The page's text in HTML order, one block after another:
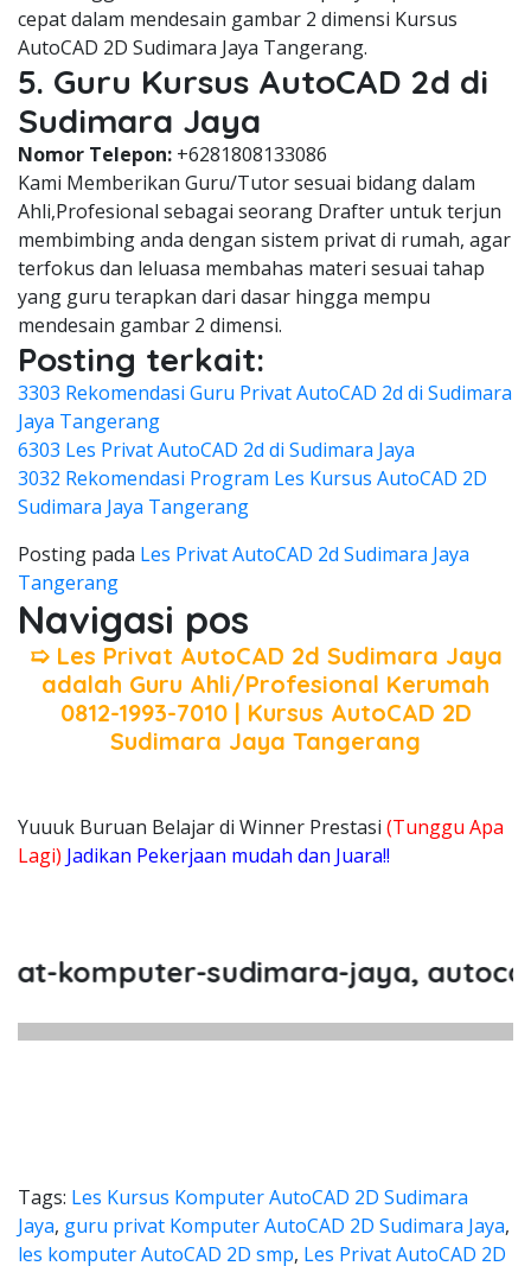
cepat dalam mendesain gambar 2 dimensi Kursus
AutoCAD 2D Sudimara Jaya Tangerang.
5. Guru Kursus AutoCAD 2d di
Sudimara Jaya
Nomor Telepon: +6281808133086
Kami Memberikan Guru/Tutor sesuai bidang dalam
Ahli,Profesional sebagai seorang Drafter untuk terjun
membimbing anda dengan sistem privat di rumah, agar
terfokus dan leluasa membahas materi sesuai tahap
yang guru terapkan dari dasar hingga mempu
mendesain gambar 2 dimensi.
Posting terkait:
3303 Rekomendasi Guru Privat AutoCAD 2d di Sudimara
Jaya Tangerang
6303 Les Privat AutoCAD 2d di Sudimara Jaya
3032 Rekomendasi Program Les Kursus AutoCAD 2D
Sudimara Jaya Tangerang
Posting pada Les Privat AutoCAD 2d Sudimara Jaya
Tangerang
Navigasi pos
➯ Les Privat AutoCAD 2d Sudimara Jaya
adalah Guru Ahli/Profesional Kerumah
0812-1993-7010 | Kursus AutoCAD 2D
Sudimara Jaya Tangerang
Yuuuk Buruan Belajar di Winner Prestasi (Tunggu Apa
Lagi) Jadikan Pekerjaan mudah dan Juara!!
sudimara-jaya, autocad-
Tags: Les Kursus Komputer AutoCAD 2D Sudimara
Jaya, guru privat Komputer AutoCAD 2D Sudimara Jaya,
les komputer AutoCAD 2D smp, Les Privat AutoCAD 2D